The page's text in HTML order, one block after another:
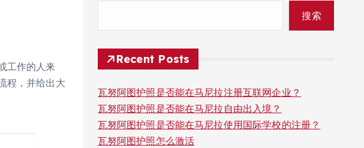
工作的人来
程，并给出大
搜索
Recent Posts
瓦努阿图护照是否能在马尼拉注册互联网企业？
瓦努阿图护照是否能在马尼拉自由出入境？
瓦努阿图护照是否能在马尼拉使用国际学校的注册？
瓦努阿图护照怎么激活